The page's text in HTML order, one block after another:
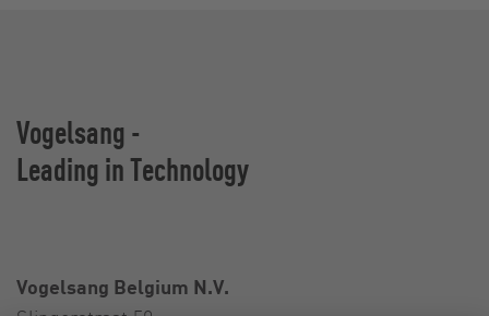
Vogelsang -
Leading in Technology
Vogelsang Belgium N.V.